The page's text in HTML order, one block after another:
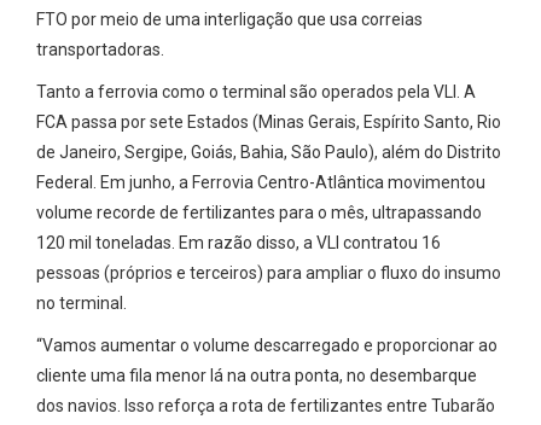
FTO por meio de uma interligação que usa correias
transportadoras.
Tanto a ferrovia como o terminal são operados pela VLI. A
FCA passa por sete Estados (Minas Gerais, Espírito Santo, Rio
de Janeiro, Sergipe, Goiás, Bahia, São Paulo), além do Distrito
Federal. Em junho, a Ferrovia Centro-Atlântica movimentou
volume recorde de fertilizantes para o mês, ultrapassando
120 mil toneladas. Em razão disso, a VLI contratou 16
pessoas (próprios e terceiros) para ampliar o fluxo do insumo
no terminal.
“Vamos aumentar o volume descarregado e proporcionar ao
cliente uma fila menor lá na outra ponta, no desembarque
dos navios. Isso reforça a rota de fertilizantes entre Tubarão